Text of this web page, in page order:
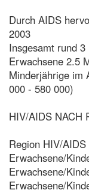
Durch AIDS
2003
Insgesamt rund
Erwachsene 2.5
Minderjährige im
000 - 580 000)
HIV/AIDS NACH
Region HIV/AIDS
Erwachsene/
Erwachsene/
Erwachsene/